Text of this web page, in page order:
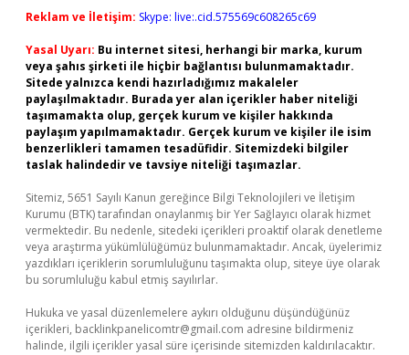
Reklam ve İletişim: Skype: live:.cid.575569c608265c69
Yasal Uyarı: Bu internet sitesi, herhangi bir marka, kurum
veya şahıs şirketi ile hiçbir bağlantısı bulunmamaktadır.
Sitede yalnızca kendi hazırladığımız makaleler
paylaşılmaktadır. Burada yer alan içerikler haber niteliği
taşımamakta olup, gerçek kurum ve kişiler hakkında
paylaşım yapılmamaktadır. Gerçek kurum ve kişiler ile isim
benzerlikleri tamamen tesadüfidir. Sitemizdeki bilgiler
taslak halindedir ve tavsiye niteliği taşımazlar.
Sitemiz, 5651 Sayılı Kanun gereğince Bilgi Teknolojileri ve İletişim
Kurumu (BTK) tarafından onaylanmış bir Yer Sağlayıcı olarak hizmet
vermektedir. Bu nedenle, sitedeki içerikleri proaktif olarak denetleme
veya araştırma yükümlülüğümüz bulunmamaktadır. Ancak, üyelerimiz
yazdıkları içeriklerin sorumluluğunu taşımakta olup, siteye üye olarak
bu sorumluluğu kabul etmiş sayılırlar.
Hukuka ve yasal düzenlemelere aykırı olduğunu düşündüğünüz
içerikleri, backlinkpanelicomtr@gmail.com adresine bildirmeniz
halinde, ilgili içerikler yasal süre içerisinde sitemizden kaldırılacaktır.